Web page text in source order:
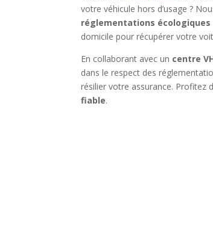
votre véhicule hors d’usage ?
réglementations écologiques
domicile pour récupérer votre
En collaborant avec un centre
dans le respect des
résilier votre assurance. Profitez
fiable.